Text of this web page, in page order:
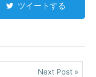
ツイートする
Next Post